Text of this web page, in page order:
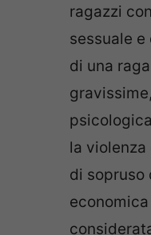
ragazzi
sessuale
di una
la violenza
di sopruso